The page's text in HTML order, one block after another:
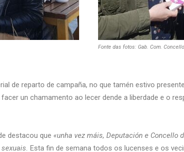
Fonte das fotos: Gab. Com. Concello
de reparto de campaña, no que tamén estivo
un chamamento ao lecer dende a liberdade e o
destacou que «unha vez máis, Deputación e Concello
Esta fin de semana todos os lucenses e os